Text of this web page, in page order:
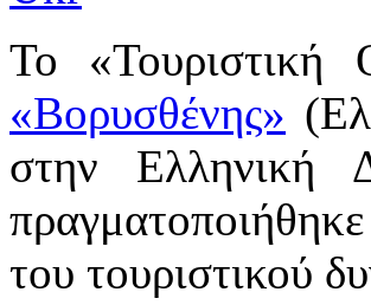
Το «Τουριστική
«Βορυσθένης»
στην Ελληνική
του τουριστικού